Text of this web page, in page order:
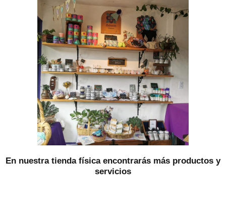
En nuestra tienda física encontrarás más productos y
servicios